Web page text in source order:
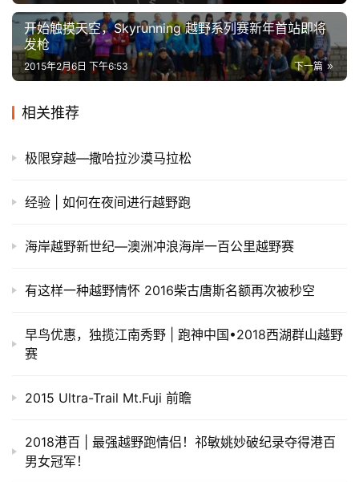
开始触摸天空，Skyrunning 越野系列赛新年首站即将
发枪
下一篇
2015年2月6日 下午6:53
相关推荐
极限穿越—撒哈拉沙漠马拉松
经验 | 如何在夜间进行越野跑
海岸越野新世纪—澳洲冲浪海岸一百公里越野赛
有这样一种越野情怀 2016柴古唐斯名额再次被秒空
早鸟优惠，独揽江南秀野 | 跑神中国•2018西湖群山越野
赛
2015 Ultra-Trail Mt.Fuji 前瞻
2018港百 | 最强越野跑情侣！祁敏姚妙破纪录夺得港百
男女冠军！